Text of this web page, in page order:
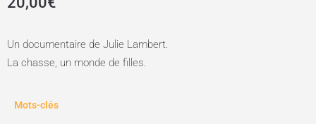
Un documentaire de Julie Lambert.
La chasse, un monde de filles.
Mots-clés